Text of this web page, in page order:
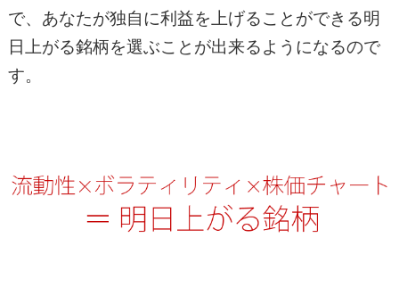
で、あなたが独自に利益を上げることができる明
日上がる銘柄を選ぶことが出来るようになるので
す。